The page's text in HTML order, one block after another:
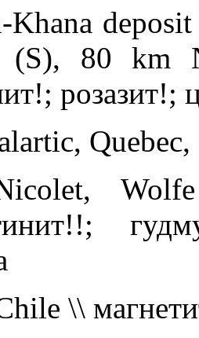
Khana
(S), 80 km
розазит!;
\\